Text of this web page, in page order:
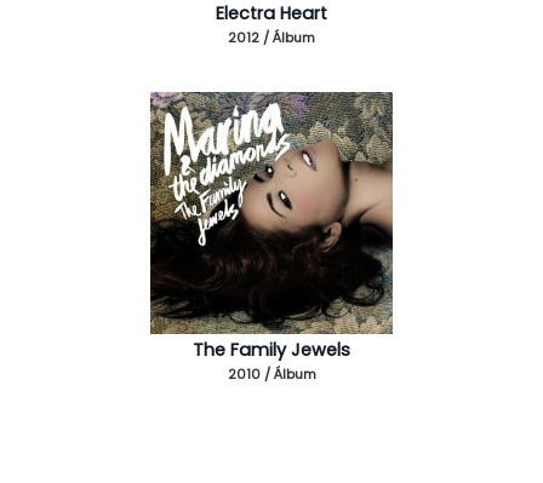
Electra Heart
2012 / Álbum
The Family Jewels
2010 / Álbum